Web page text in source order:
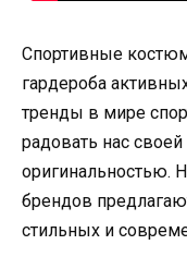
Спортивные
гардероба
тренды в мире
радовать нас
оригинальностью.
брендов
стильных и